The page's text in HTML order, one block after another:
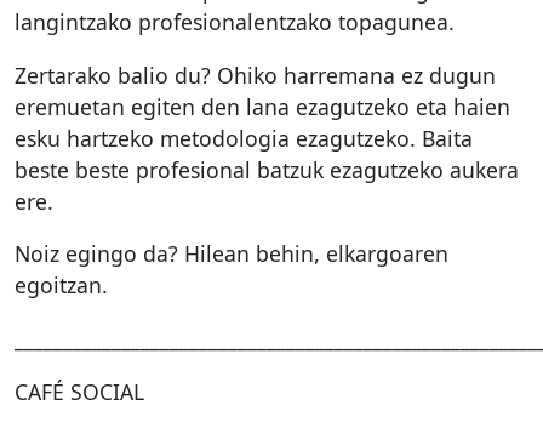
langintzako profesionalentzako topagunea.
Zertarako balio du? Ohiko harremana ez dugun
eremuetan egiten den lana ezagutzeko eta haien
esku hartzeko metodologia ezagutzeko. Baita
beste beste profesional batzuk ezagutzeko aukera
ere.
Noiz egingo da? Hilean behin, elkargoaren
egoitzan.
CAFÉ SOCIAL